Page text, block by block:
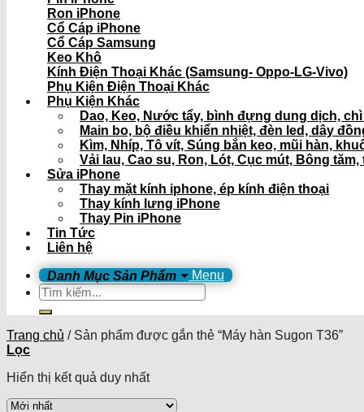
Ron iPhone
Cổ Cáp iPhone
Cổ Cáp Samsung
Keo Khô
Kính Điện Thoại Khác (Samsung- Oppo-LG-Vivo)
Phụ Kiện Điện Thoại Khác
Phụ Kiện Khác
Dao, Keo, Nước tẩy, bình đựng dung dịch,
Main bo, bộ điều khiển nhiệt, đèn led, dây
Kìm, Nhíp, Tô vít, Súng bắn keo, mũi hàn,
Vải lau, Cao su, Ron, Lót, Cục mút, Bông tăm,
Sửa iPhone
Thay mặt kính iphone, ép kính điện thoại
Thay kính lưng iPhone
Thay Pin iPhone
Tin Tức
Liên hệ
Menu
Tìm
kiếm:
Trang chủ /Sản phẩm được gắn thẻ “Máy hàn Sugon T36”
Lọc
Hiển thị kết quả duy nhất